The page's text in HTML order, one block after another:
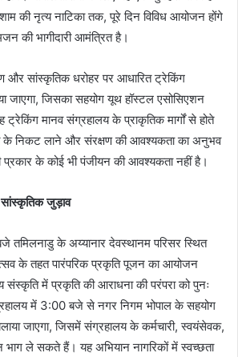
की नृत्य नाटिका तक, पूरे दिन विविध आयोजन होंगे
की भागीदारी आमंत्रित है।
और सांस्कृतिक धरोहर पर आधारित ट्रेकिंग
जाएगा, जिसका सहयोग यूथ हॉस्टल एसोसिएशन
मानव संग्रहालय के प्राकृतिक मार्गों से होते
के निकट लाने और संरक्षण की आवश्यकता का अनुभव
के कोई भी पंजीयन की आवश्यकता नहीं है।
जुड़ाव
तमिलनाडु के अय्यानार देवस्थानम परिसर स्थित
के तहत पारंपरिक प्रकृति पूजन का आयोजन
संस्कृति में प्रकृति की आराधना की परंपरा को पुनः
में 3:00 बजे से नगर निगम भोपाल के सहयोग
जाएगा, जिसमें संग्रहालय के कर्मचारी, स्वयंसेवक,
भाग ले सकते हैं। यह अभियान नागरिकों में स्वच्छता